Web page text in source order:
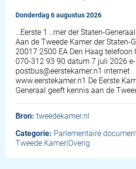
donderdag 6 augustus 2026
…Eerste 1 ..rner der Staten-
Aan de Tweede Kamer der Staten-
20017 2500 EA Den Haag
070-312 93 90 datum 7 juli 2026 e-
postbus@eerstekamer.n1 internet
www.eerstekamer.n1 De Eerste
Generaal geeft kennis aan de
Bron: tweedekamer.nl
Categorie: Parlementaire
Tweede Kamer|Overig